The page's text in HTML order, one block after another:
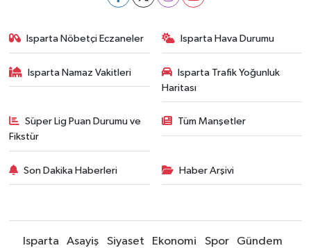
Isparta Nöbetçi Eczaneler Isparta Hava Durumu
Isparta Namaz Vakitleri
Isparta Trafik Yoğunluk
Haritası
Süper Lig Puan Durumu ve
Fikstür
Tüm Manşetler
Son Dakika Haberleri Haber Arşivi
Isparta Asayiş Siyaset Ekonomi Spor Gündem